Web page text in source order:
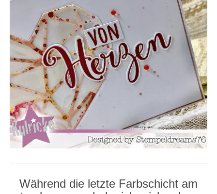
Während die letzte Farbschicht am